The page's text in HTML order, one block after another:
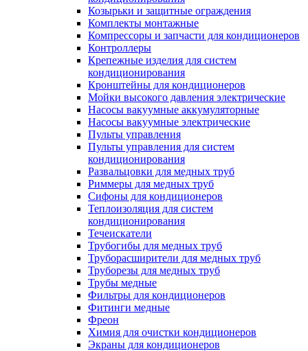
Козырьки и защитные ограждения
Комплекты монтажные
Компрессоры и запчасти для кондиционеров
Контроллеры
Крепежные изделия для систем
кондиционирования
Кронштейны для кондиционеров
Мойки высокого давления электрические
Насосы вакуумные аккумуляторные
Насосы вакуумные электрические
Пульты управления
Пульты управления для систем
кондиционирования
Развальцовки для медных труб
Риммеры для медных труб
Сифоны для кондиционеров
Теплоизоляция для систем
кондиционирования
Течеискатели
Трубогибы для медных труб
Труборасширители для медных труб
Труборезы для медных труб
Трубы медные
Фильтры для кондиционеров
Фитинги медные
Фреон
Химия для очистки кондиционеров
Экраны для кондиционеров